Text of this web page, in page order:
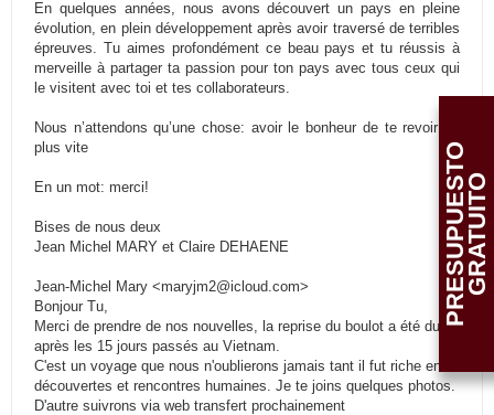
En quelques années, nous avons découvert un pays en pleine
évolution, en plein développement après avoir traversé de terribles
épreuves. Tu aimes profondément ce beau pays et tu réussis à
merveille à partager ta passion pour ton pays avec tous ceux qui
le visitent avec toi et tes collaborateurs.
Nous n’attendons qu’une chose: avoir le bonheur de te revoir au
plus vite
En un mot: merci!
Bises de nous deux
Jean Michel MARY et Claire DEHAENE
Jean-Michel Mary <maryjm2@icloud.com>
Bonjour Tu,
Merci de prendre de nos nouvelles, la reprise du boulot a été dure
après les 15 jours passés au Vietnam.
C'est un voyage que nous n'oublierons jamais tant il fut riche en
découvertes et rencontres humaines. Je te joins quelques photos.
D'autre suivrons via web transfert prochainement
P
R
E
S
U
P
U
ES
T
O
G
R
A
T
U
I
TO